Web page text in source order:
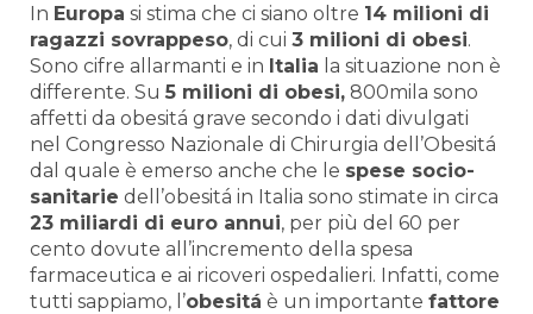
In Europa si stima che ci siano oltre 14 milioni di
ragazzi sovrappeso, di cui 3 milioni di obesi.
Sono cifre allarmanti e in Italia la situazione non è
differente. Su 5 milioni di obesi, 800mila sono
affetti da obesitá grave secondo i dati divulgati
nel Congresso Nazionale di Chirurgia dell’Obesitá
dal quale è emerso anche che le spese socio-
sanitarie dell’obesitá in Italia sono stimate in circa
23 miliardi di euro annui, per più del 60 per
cento dovute all’incremento della spesa
farmaceutica e ai ricoveri ospedalieri. Infatti, come
tutti sappiamo, l’obesitá è un importante fattore